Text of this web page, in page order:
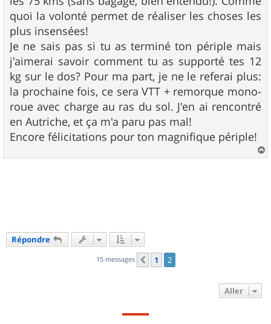
quoi la volonté permet de réaliser les choses les
plus insensées!
Je ne sais pas si tu as terminé ton périple mais
j'aimerai savoir comment tu as supporté tes 12
kg sur le dos? Pour ma part, je ne le referai plus:
la prochaine fois, ce sera VTT + remorque mono-
roue avec charge au ras du sol. J'en ai rencontré
en Autriche, et ça m'a paru pas mal!
Encore félicitations pour ton magnifique périple!
a
Répondre
15 messages Précédent
1 2
Aller